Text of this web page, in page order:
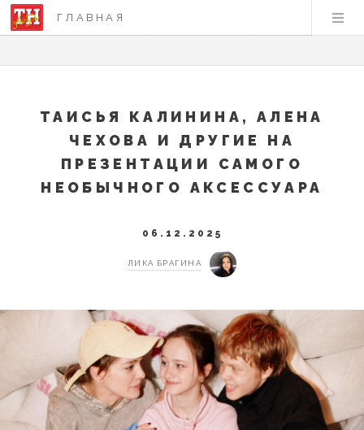
ГЛАВНАЯ
ТАИСЬЯ КАЛИНИНА, АЛЕНА
ЧЕХОВА И ДРУГИЕ НА
ПРЕЗЕНТАЦИИ САМОГО
НЕОБЫЧНОГО АКСЕССУАРА
06.12.2025
ЛИКА БРАГИНА